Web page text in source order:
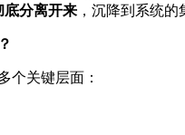
底分离开来 ，沉降到系统
个关键层面：